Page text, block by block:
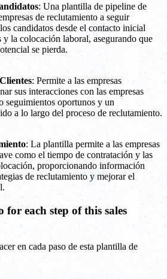
: Una plantilla de pipeline de
de reclutamiento a seguir
candidatos desde el contacto inicial
y la colocación laboral, asegurando que
se pierda.
: Permite a las empresas
sus interacciones con las empresas
seguimientos oportunos y un
a lo largo del proceso de reclutamiento.
: La plantilla permite a las empresas
como el tiempo de contratación y las
proporcionando información
de reclutamiento y mejorar el
each step of this sales
en cada paso de esta plantilla de